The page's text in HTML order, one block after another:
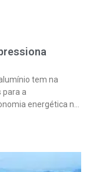
tem na
para a
energética na
limpo, no entanto,
interesse chinês